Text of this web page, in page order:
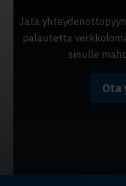
Jätä
palautetta
sinulle
Ota